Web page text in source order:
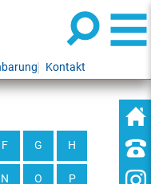
Kontakt
F G H
N O P